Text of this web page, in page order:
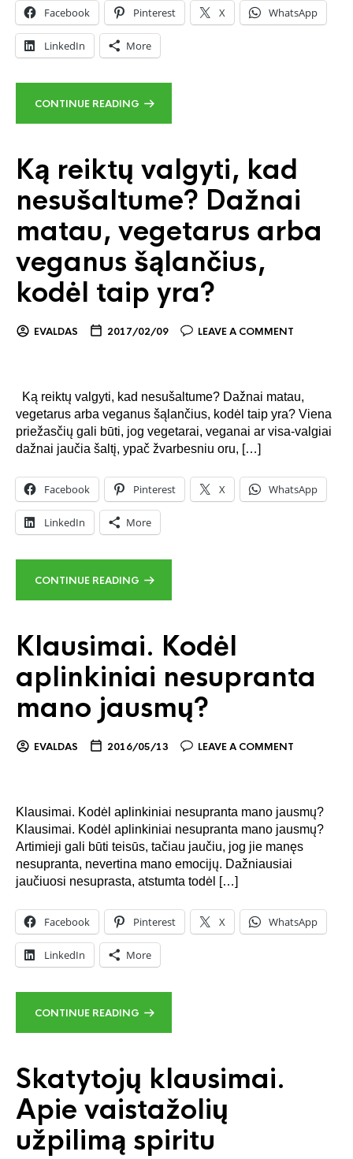
Facebook Pinterest X WhatsApp
LinkedIn More
CONTINUE READING
Ką reiktų valgyti, kad
nesušaltume? Dažnai
matau, vegetarus arba
veganus šąlančius,
kodėl taip yra?
EVALDAS 2017/02/09 LEAVE A COMMENT
Ką reiktų valgyti, kad nesušaltume? Dažnai matau,
vegetarus arba veganus šąlančius, kodėl taip yra? Viena
priežasčių gali būti, jog vegetarai, veganai ar visa-valgiai
dažnai jaučia šaltį, ypač žvarbesniu oru, […]
Facebook Pinterest X WhatsApp
LinkedIn More
CONTINUE READING
Klausimai. Kodėl
aplinkiniai nesupranta
mano jausmų?
EVALDAS 2016/05/13 LEAVE A COMMENT
Klausimai. Kodėl aplinkiniai nesupranta mano jausmų?
Klausimai. Kodėl aplinkiniai nesupranta mano jausmų?
Artimieji gali būti teisūs, tačiau jaučiu, jog jie manęs
nesupranta, nevertina mano emocijų. Dažniausiai
jaučiuosi nesuprasta, atstumta todėl […]
Facebook Pinterest X WhatsApp
LinkedIn More
CONTINUE READING
Skatytojų klausimai.
Apie vaistažolių
užpilimą spiritu